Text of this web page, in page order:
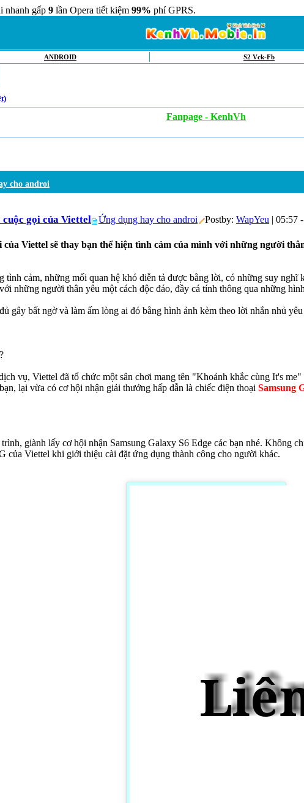
nhanh gấp 9 lần Opera tiết kiệm 99% phí GPRS.
ANDROID S2 Vck-Fb
Fanpage - KenhVh
cho androi
gọi của Viettel Ứng dụng hay cho androi Postby: WapYeu | 05:57
Viettel sẽ thay bạn thể hiện tình cảm của mình với những người
tình cảm, những mối quan hệ khó diễn tả được bằng lời, có những suy
những người thân yêu một cách độc đáo, đầy cá tính thông qua những
gây bất ngờ và làm ấm lòng ai đó bằng hình ảnh kèm theo lời nhắn nhủ
vụ, Viettel đã tổ chức một sân chơi mang tên "Khoảnh khắc cùng It's
lại vừa có cơ hội nhận giải thưởng hấp dẫn là chiếc điện thoại Samsung
giành lấy cơ hội nhận Samsung Galaxy S6 Edge các bạn nhé. Không
của Viettel khi giới thiệu cài đặt ứng dụng thành công cho người khác.